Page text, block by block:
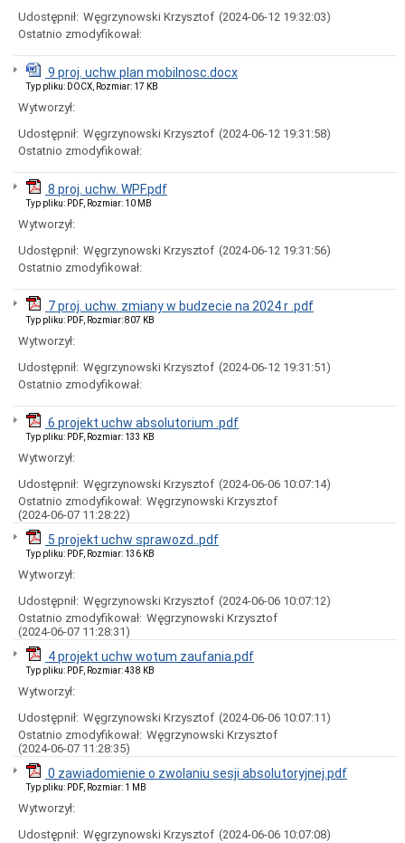
Urząd
Miasta
Nadawanie
numeru
PESEL
obywatelom
Надання
PESEL
для
біженців
Ogłoszenia
obwieszczenia
w
2026
Ogłoszenia
obwieszczenia
2025
roku
Ogłoszenia
w
2024
roku
Ogłoszenia
obwieszczenia
2023
roku
Ogłoszenia
obwieszczenia
2022
Ogłoszenia
obwieszczenia
Informacje
Dane
adresowe
Dni
Udostępnił: Węgrzynowski Krzysztof (2024-06-12 19:32:03)
Ostatnio zmodyfikował:
9 proj. uchw plan mobilnosc.docx
Typ pliku: DOCX, Rozmiar: 17 KB
Wytworzył:
Udostępnił: Węgrzynowski Krzysztof (2024-06-12 19:31:58)
Ostatnio zmodyfikował:
8 proj. uchw. WPF.pdf
Typ pliku: PDF, Rozmiar: 10 MB
Wytworzył:
Udostępnił: Węgrzynowski Krzysztof (2024-06-12 19:31:56)
Ostatnio zmodyfikował:
7 proj. uchw. zmiany w budzecie na 2024 r .pdf
Typ pliku: PDF, Rozmiar: 807 KB
Wytworzył:
Udostępnił: Węgrzynowski Krzysztof (2024-06-12 19:31:51)
Ostatnio zmodyfikował:
6 projekt uchw absolutorium .pdf
Typ pliku: PDF, Rozmiar: 133 KB
Wytworzył:
Udostępnił: Węgrzynowski Krzysztof (2024-06-06 10:07:14)
Ostatnio zmodyfikował: Węgrzynowski Krzysztof
(2024-06-07 11:28:22)
5 projekt uchw sprawozd..pdf
Typ pliku: PDF, Rozmiar: 136 KB
Wytworzył:
Udostępnił: Węgrzynowski Krzysztof (2024-06-06 10:07:12)
Ostatnio zmodyfikował: Węgrzynowski Krzysztof
(2024-06-07 11:28:31)
4 projekt uchw wotum zaufania.pdf
Typ pliku: PDF, Rozmiar: 438 KB
Wytworzył:
Udostępnił: Węgrzynowski Krzysztof (2024-06-06 10:07:11)
Ostatnio zmodyfikował: Węgrzynowski Krzysztof
(2024-06-07 11:28:35)
0 zawiadomienie o zwolaniu sesji absolutoryjnej.pdf
Typ pliku: PDF, Rozmiar: 1 MB
Wytworzył:
Udostępnił: Węgrzynowski Krzysztof (2024-06-06 10:07:08)